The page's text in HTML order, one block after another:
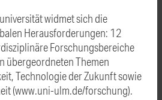
widmet sich die
Herausforderungen: 12
Forschungsbereiche
übergeordneten Themen
Technologie der Zukunft sowie
(www.uni-ulm.de/forschung).